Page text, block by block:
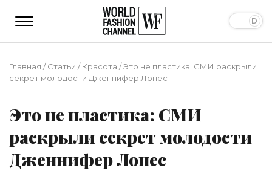
Главная /Статьи /Красота /Это не пластика: СМИ раскрыли
секрет молодости Дженнифер Лопес
Это не пластика: СМИ
раскрыли секрет молодости
Дженнифер Лопес